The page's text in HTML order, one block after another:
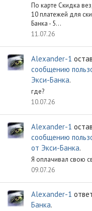
По карте Скидка
10 платежей для
Банка - 5...
11.07.26
Alexander-1
сообщению
Экси-Банка.
где?
10.07.26
Alexander-1
сообщению
от Экси-Банка.
Я оплачивал свою
09.07.26
Alexander-1
Банка.